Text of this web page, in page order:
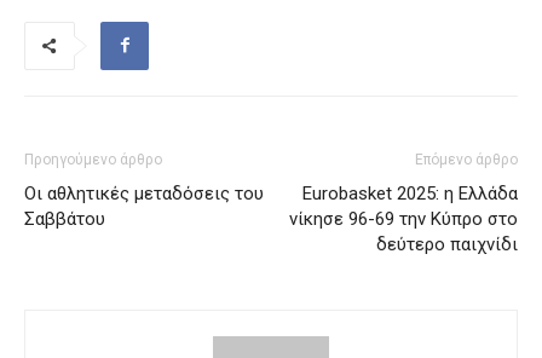
Προηγούμενο άρθρο
Οι αθλητικές μεταδόσεις του
Σαββάτου
Επόμενο άρθρο
Eurobasket 2025: η Ελλάδα
νίκησε 96-69 την Κύπρο στο
δεύτερο παιχνίδι